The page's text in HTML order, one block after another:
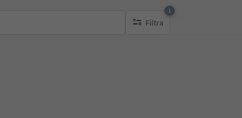
Filtra
1
1 filtro attivo